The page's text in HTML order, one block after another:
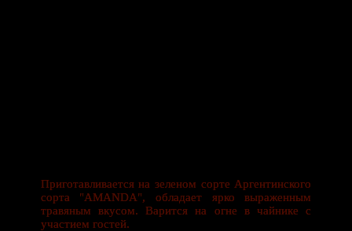
Приготавливается на зеленом сорте Аргентинского
сорта "AMANDA", обладает ярко выраженным
травяным вкусом. Варится на огне в чайнике с
участием гостей.